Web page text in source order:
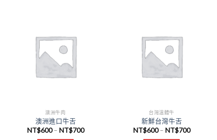
澳洲牛肉
澳洲進口牛舌
NT$600– NT$700
台灣溫體牛
新鮮台灣牛舌
NT$600– NT$700